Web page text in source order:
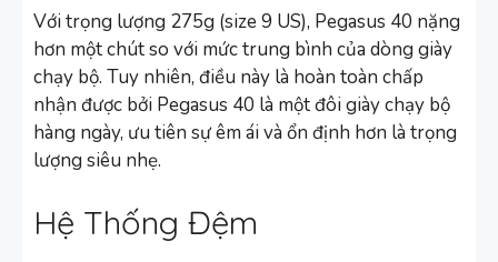
Với trọng lượng 275g (size 9 US), Pegasus 40 nặng
hơn một chút so với mức trung bình của dòng giày
chạy bộ. Tuy nhiên, điều này là hoàn toàn chấp
nhận được bởi Pegasus 40 là một đôi giày chạy bộ
hàng ngày, ưu tiên sự êm ái và ổn định hơn là trọng
lượng siêu nhẹ.
Hệ Thống Đệm